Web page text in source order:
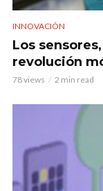
INNOVACIÓN
Los
revolución
78 views 2 min read